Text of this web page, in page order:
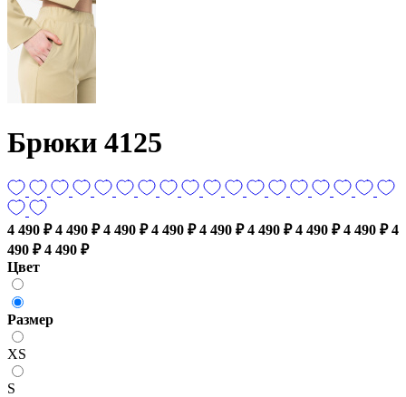
Брюки 4125
4 490 ₽ 4 490 ₽ 4 490 ₽ 4 490 ₽ 4 490 ₽ 4 490 ₽ 4 490 ₽ 4 490 ₽ 4
490 ₽ 4 490 ₽
Цвет
Размер
XS
S